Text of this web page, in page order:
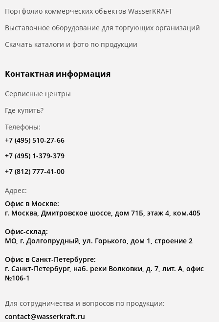
Портфолио коммерческих объектов WasserKRAFT
Выставочное оборудование для торгующих организаций
Скачать каталоги и фото по продукции
Контактная информация
Сервисные центры
Где купить?
Телефоны:
+7 (495) 510-27-66
+7 (495) 1-379-379
+7 (812) 777-41-00
Адрес:
Офис в Москве:
г. Москва, Дмитровское шоссе, дом 71Б, этаж 4, ком.405
Офис-склад:
МО, г. Долгопрудный, ул. Горького, дом 1, строение 2
Офис в Санкт-Петербурге:
г. Санкт-Петербург, наб. реки Волковки, д. 7, лит. А, офис
№106-1
Для сотрудничества и вопросов по продукции:
contact@wasserkraft.ru